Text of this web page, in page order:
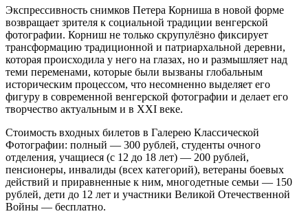
Экспрессивность снимков Петера Корниша в новой форме
возвращает зрителя к социальной традиции венгерской
фотографии. Корниш не только скрупулёзно фиксирует
трансформацию традиционной и патриархальной деревни,
которая происходила у него на глазах, но и размышляет над
теми переменами, которые были вызваны глобальным
историческим процессом, что несомненно выделяет его
фигуру в современной венгерской фотографии и делает его
творчество актуальным и в XXI веке.
Стоимость входных билетов в Галерею Классической
Фотографии: полный — 300 рублей, студенты очного
отделения, учащиеся (с 12 до 18 лет) — 200 рублей,
пенсионеры, инвалиды (всех категорий), ветераны боевых
действий и приравненные к ним, многодетные семьи — 150
рублей, дети до 12 лет и участники Великой Отечественной
Войны — бесплатно.